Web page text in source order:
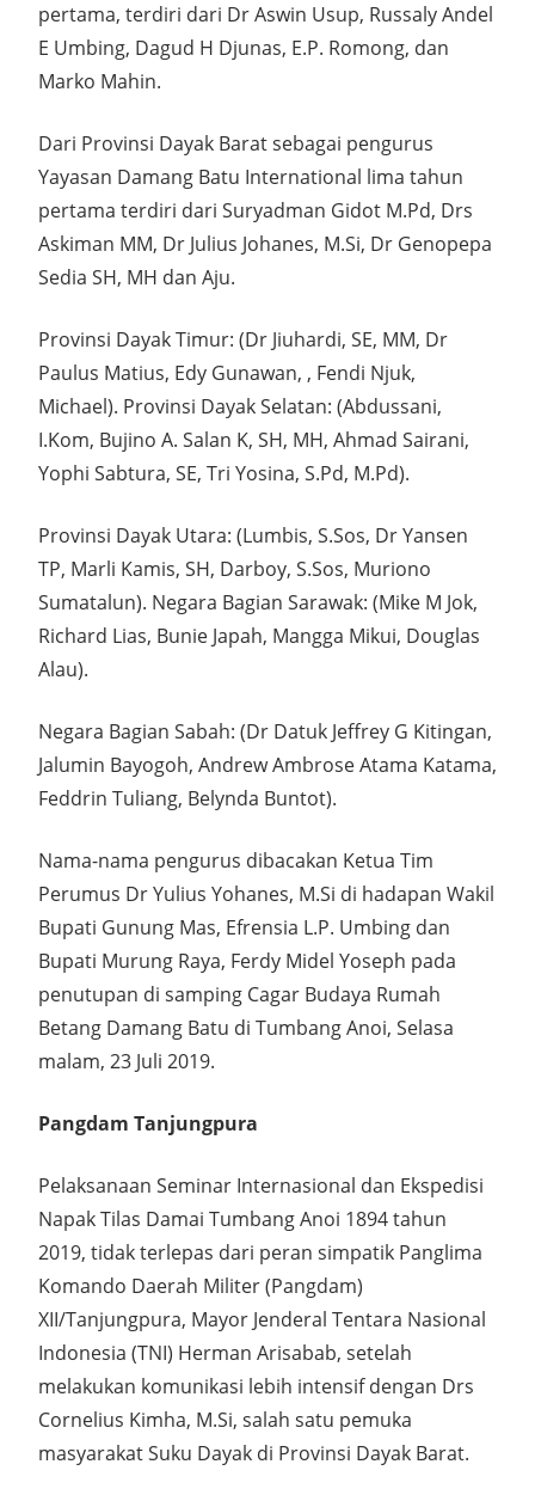
pertama, terdiri dari Dr Aswin Usup, Russaly Andel
E Umbing, Dagud H Djunas, E.P. Romong, dan
Marko Mahin.
Dari Provinsi Dayak Barat sebagai pengurus
Yayasan Damang Batu International lima tahun
pertama terdiri dari Suryadman Gidot M.Pd, Drs
Askiman MM, Dr Julius Johanes, M.Si, Dr Genopepa
Sedia SH, MH dan Aju.
Provinsi Dayak Timur: (Dr Jiuhardi, SE, MM, Dr
Paulus Matius, Edy Gunawan, , Fendi Njuk,
Michael). Provinsi Dayak Selatan: (Abdussani,
I.Kom, Bujino A. Salan K, SH, MH, Ahmad Sairani,
Yophi Sabtura, SE, Tri Yosina, S.Pd, M.Pd).
Provinsi Dayak Utara: (Lumbis, S.Sos, Dr Yansen
TP, Marli Kamis, SH, Darboy, S.Sos, Muriono
Sumatalun). Negara Bagian Sarawak: (Mike M Jok,
Richard Lias, Bunie Japah, Mangga Mikui, Douglas
Alau).
Negara Bagian Sabah: (Dr Datuk Jeffrey G Kitingan,
Jalumin Bayogoh, Andrew Ambrose Atama Katama,
Feddrin Tuliang, Belynda Buntot).
Nama-nama pengurus dibacakan Ketua Tim
Perumus Dr Yulius Yohanes, M.Si di hadapan Wakil
Bupati Gunung Mas, Efrensia L.P. Umbing dan
Bupati Murung Raya, Ferdy Midel Yoseph pada
penutupan di samping Cagar Budaya Rumah
Betang Damang Batu di Tumbang Anoi, Selasa
malam, 23 Juli 2019.
Pangdam Tanjungpura
Pelaksanaan Seminar Internasional dan Ekspedisi
Napak Tilas Damai Tumbang Anoi 1894 tahun
2019, tidak terlepas dari peran simpatik Panglima
Komando Daerah Militer (Pangdam)
XII/Tanjungpura, Mayor Jenderal Tentara Nasional
Indonesia (TNI) Herman Arisabab, setelah
melakukan komunikasi lebih intensif dengan Drs
Cornelius Kimha, M.Si, salah satu pemuka
masyarakat Suku Dayak di Provinsi Dayak Barat.